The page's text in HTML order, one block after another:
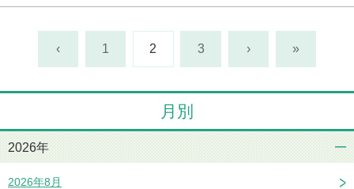
‹ 1 2 3 › »
月別
2026年
2026年8月